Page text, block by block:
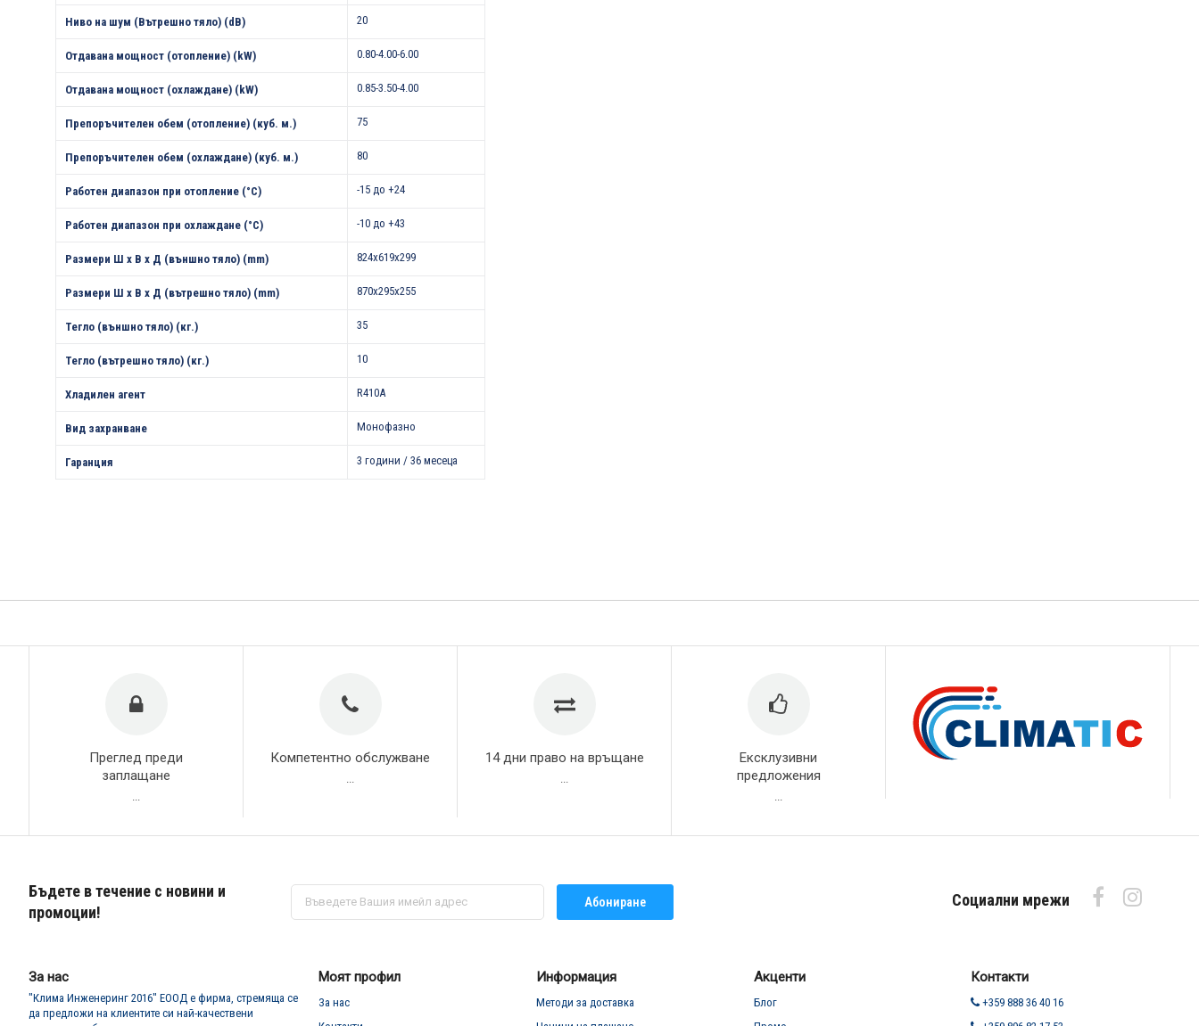
Ниво на шум (Вътрешно тяло) (dB) 20
Отдавана мощност (отопление) (kW) 0.80-4.00-6.00
Отдавана мощност (охлаждане) (kW) 0.85-3.50-4.00
Препоръчителен обем (отопление) (куб. м.) 75
Препоръчителен обем (охлаждане) (куб. м.) 80
Работен диапазон при отопление (°С) -15 до +24
Работен диапазон при охлаждане (°С) -10 до +43
Размери Ш х В х Д (външно тяло) (mm) 824х619х299
Размери Ш х В х Д (вътрешно тяло) (mm) 870х295х255
Тегло (външно тяло) (кг.) 35
Тегло (вътрешно тяло) (кг.) 10
Хладилен агент R410A
Вид захранване Монофазно
Гаранция 3 години / 36 месеца
Преглед преди
заплащане
Компетентно обслужване 14 дни право на връщане
Ексклузивни
предложения
Бъдете в течение с новини и
промоции!
Абонирай
за
Абониране Социални мрежи
За нас
"Клима Инженеринг 2016" ЕООД е фирма, стремяща се
да предложи на клиентите си най-качествени
Моят профил
За нас
Информация
Методи за доставка
Акценти
Блог
Контакти
+359 888 36 40 16